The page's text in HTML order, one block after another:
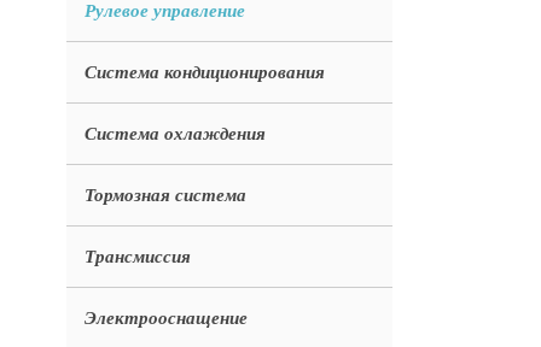
Рулевое управление
Система кондиционирования
Система охлаждения
Тормозная система
Трансмиссия
Электрооснащение